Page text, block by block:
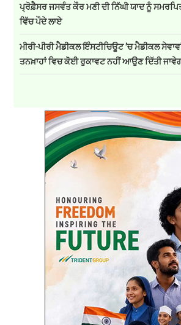
ਪ੍ਰੋਫ਼ੈਸਰ ਜਸਵੰਤ ਕੌਰ ਮਣੀ ਦੀ ਨਿੱਘੀ ਯਾਦ ਨੂੰ
ਵਿੱਚ ਪੌਦੇ ਲਾਏ
ਮੀਰੀ-ਪੀਰੀ ਮੈਡੀਕਲ ਇੰਸਟੀਚਿਊਟ ’ਚ ਮੈਡੀਕਲ
ਤਨਖ਼ਾਹਾਂ ਵਿਚ ਕੋਈ ਰੁਕਾਵਟ ਨਹੀਂ ਆਉਣ ਦਿੱਤੀ